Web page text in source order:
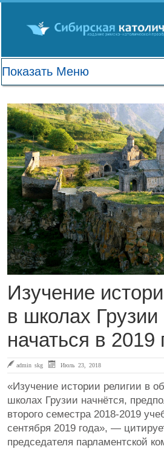
Изучение
в школах
начаться в 2019
admin skg Июль 23, 2018
«Изучение истории религии в
школах Грузии начнётся,
второго семестра 2018-2019
сентября 2019 года», —
председателя парламентской